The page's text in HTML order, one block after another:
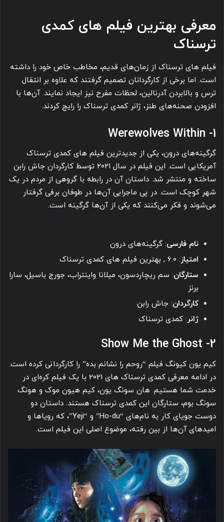
معرفی بهترین فیلم های کمدی
ترسناک
فیلم های ترسناک از زمان‌های قدیم، مخاطب خاص خود را داشته
است. اما برخی از کارگردانان تصمیم گرفتند که علاوه بر انتقال
ترس و بالابردن آدرنالین، لحظات مفرح نیز ایجاد نمایند. آن‌ها با
افزودن صحنه‌های طنز، ژانر کمدی ترسناک را رایج کردند.
1- Werewolves Within
گرگینه‌های درون، یکی از جدیدترین فیلم های کمدی ترسناک
آمریکایی است. این فیلم در سال ۲۰۲۱ توسط کارگردان جاش رابن
ساخته و منتشر شد. داستان آن در رابطه با گروهی از مردم در یک
شهر کوچک است. در پی ماجرایی آن‌ها در طوفان برفی گرفتار
می‌شوند و فکر می‌کنند که یکی از آ‌ن‌ها گرگینه است.
نام فارسی: گرگینه‌های درون
امتیاز: ۶.۰ , بهترین فیلم های کمدی ترسناک
ستارگان: سم ریچاردسون، میلانا واینتراب، جورج باسیل، سارا
برنز
کارگردان: جاش رابن
ژانر: کمدی ترسناک
2- Show Me the Ghost
کیم یون کیونگ فیلم “روحم را نشانم بده” را کارگردانی کرده است.
در ادامه معرفی کمدی ترسناک های 2021 با یک فیلم کره‌ای در
خدمت شما هستیم. هان سونگ یون، کیم هیون موک و هونگ
سونگ بوم، ستارگان این کمدی ترسناک هستند. داستان دو
دوست جویای کار به نام‌های “Ho-du” و “Yeji”، که رویاها و
امیدهای آن‌ها از بین رفته، موضوع اصلی این فیلم است.